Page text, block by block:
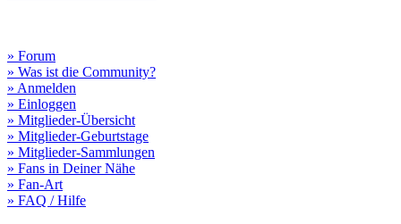
» Forum
» Was ist die Community?
» Anmelden
» Einloggen
» Mitglieder-Übersicht
» Mitglieder-Geburtstage
» Mitglieder-Sammlungen
» Fans in Deiner Nähe
» Fan-Art
» FAQ / Hilfe